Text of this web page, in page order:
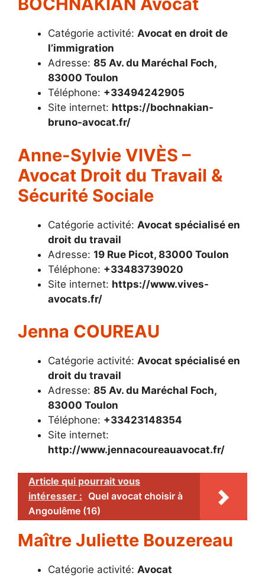
Catégorie activité: Avocat en droit de
l’immigration
Adresse: 85 Av. du Maréchal Foch,
83000 Toulon
Téléphone: +33494242905
Site internet: https://bochnakian-
bruno-avocat.fr/
Anne-Sylvie VIVÈS –
Avocat Droit du Travail &
Sécurité Sociale
Catégorie activité: Avocat spécialisé en
droit du travail
Adresse: 19 Rue Picot, 83000 Toulon
Téléphone: +33483739020
Site internet: https://www.vives-
avocats.fr/
Jenna COUREAU
Catégorie activité: Avocat spécialisé en
droit du travail
Adresse: 85 Av. du Maréchal Foch,
83000 Toulon
Téléphone: +33423148354
Site internet:
http://www.jennacoureauavocat.fr/
Article qui pourrait vous
intéresser : Quel avocat choisir à
Angoulême (16)
Maître Juliette Bouzereau
Catégorie activité: Avocat